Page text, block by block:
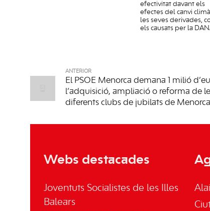
efectivitat davant els
efectes del canvi
les seves derivades,
els causats per la
ANTERIOR
El PSOE Menorca demana 1 milió
l’adquisició, ampliació o reforma de
diferents clubs de jubilats de Menorca
Webs destacades
Joventuts Socialistes de les Illes
Balears